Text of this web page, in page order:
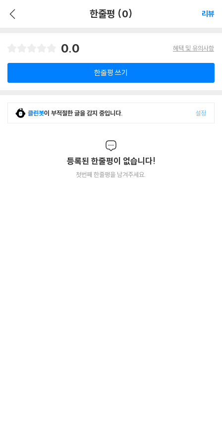
한줄평 (0) 리뷰
0.0 혜택 및 유의사항
한줄평 쓰기
클린봇이 부적절한 글을 감지 중입니다. 설정
등록된 한줄평이 없습니다!
첫번째 한줄평을 남겨주세요.